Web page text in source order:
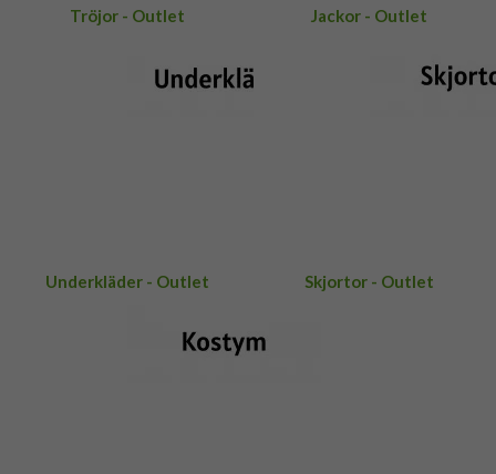
Tröjor - Outlet Jackor - Outlet
Underkläder - Outlet Skjortor - Outlet